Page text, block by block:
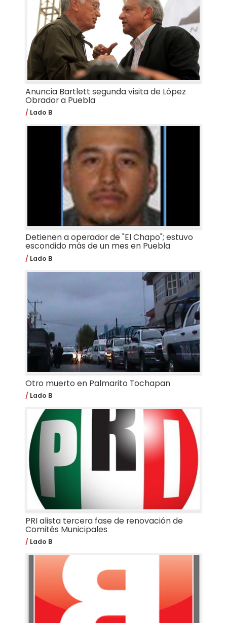
Anuncia Bartlett segunda visita de López
Obrador a Puebla
Lado B
Detienen a operador de "El Chapo"; estuvo
escondido más de un mes en Puebla
Lado B
Otro muerto en Palmarito Tochapan
Lado B
PRI alista tercera fase de renovación de
Comités Municipales
Lado B